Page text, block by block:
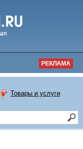
РЕКЛАМА
Товары и услуги